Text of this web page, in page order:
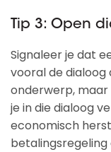
Tip 3: Open
Signaleer je dat
vooral de dialoog
onderwerp, maar
je in die dialoog
economisch